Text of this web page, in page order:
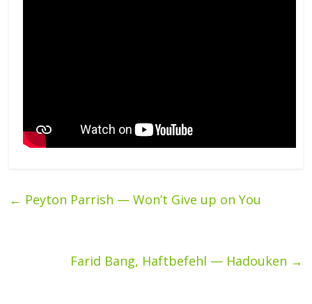
← Peyton Parrish — Won’t Give up on You
Farid Bang, Haftbefehl — Hadouken →